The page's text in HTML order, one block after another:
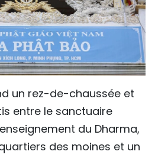
un rez-de-chaussée et
entre le sanctuaire
du Dharma,
des moines et un